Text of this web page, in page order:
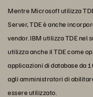
Mentre Microsoft utilizza
Server, TDE è anche
vendor. IBM utilizza TDE nel
utilizza anche il TDE come
applicazioni di database da
agli amministratori di
essere utilizzato.